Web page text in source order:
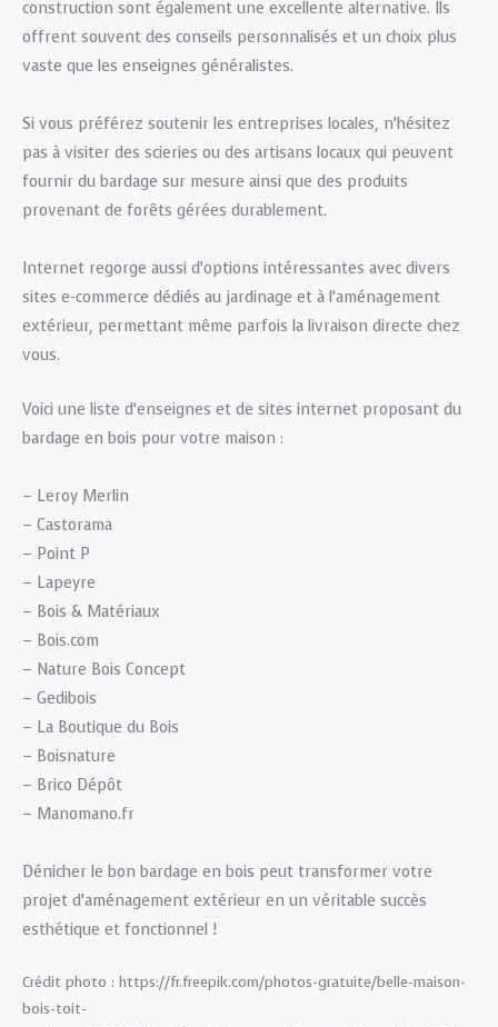
construction sont également une excellente alternative. Ils
offrent souvent des conseils personnalisés et un choix plus
vaste que les enseignes généralistes.
Si vous préférez soutenir les entreprises locales, n’hésitez
pas à visiter des scieries ou des artisans locaux qui peuvent
fournir du bardage sur mesure ainsi que des produits
provenant de forêts gérées durablement.
Internet regorge aussi d’options intéressantes avec divers
sites e-commerce dédiés au jardinage et à l’aménagement
extérieur, permettant même parfois la livraison directe chez
vous.
Voici une liste d’enseignes et de sites internet proposant du
bardage en bois pour votre maison :
– Leroy Merlin
– Castorama
– Point P
– Lapeyre
– Bois & Matériaux
– Bois.com
– Nature Bois Concept
– Gedibois
– La Boutique du Bois
– Boisnature
– Brico Dépôt
– Manomano.fr
Dénicher le bon bardage en bois peut transformer votre
projet d’aménagement extérieur en un véritable succès
esthétique et fonctionnel !
Crédit photo : https://fr.freepik.com/photos-gratuite/belle-maison-
bois-toit-